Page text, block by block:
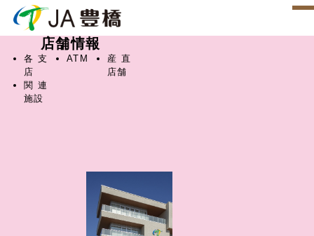
店舗情報
各支
店
ATM
産直
店舗
関連
施設